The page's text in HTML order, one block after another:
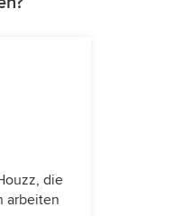
die
arbeiten